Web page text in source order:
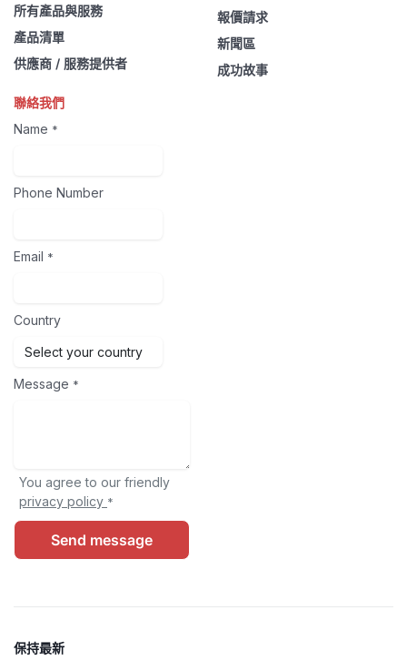
所有產品與服務
產品清單
供應商 / 服務提供者
報價請求
新聞區
成功故事
聯絡我們
Name *
Phone Number
Email *
Country
Message *
You agree to our friendly
privacy policy *
Send message
保持最新